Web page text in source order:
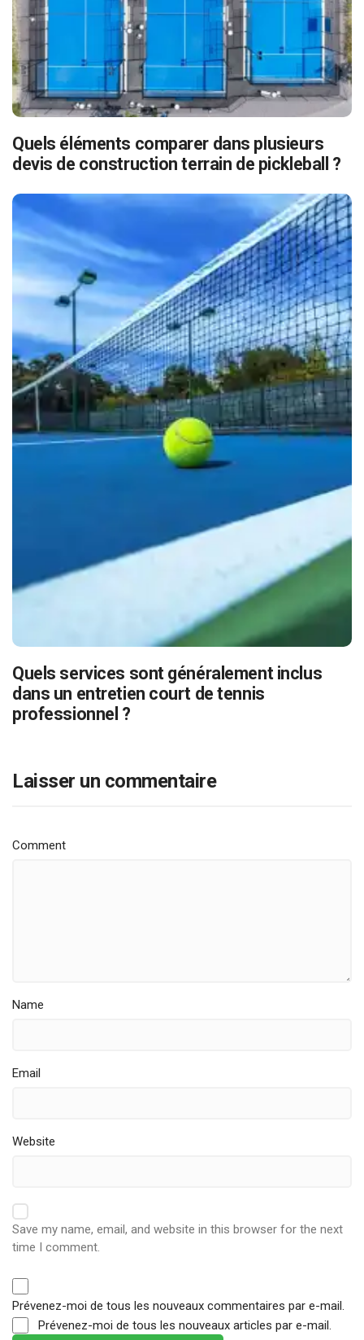
Quels éléments comparer dans plusieurs
devis de construction terrain de pickleball ?
Quels services sont généralement inclus
dans un entretien court de tennis
professionnel ?
Laisser un commentaire
Comment
Name
Email
Website
Save my name, email, and website in this browser for the next
time I comment.
Prévenez-moi de tous les nouveaux commentaires par e-mail.
Prévenez-moi de tous les nouveaux articles par e-mail.